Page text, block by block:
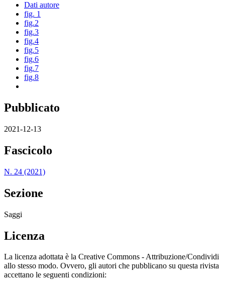
Dati autore
fig. 1
fig.2
fig.3
fig.4
fig.5
fig.6
fig.7
fig.8
Pubblicato
2021-12-13
Fascicolo
N. 24 (2021)
Sezione
Saggi
Licenza
La licenza adottata è la Creative Commons - Attribuzione/Condividi
allo stesso modo. Ovvero, gli autori che pubblicano su questa rivista
accettano le seguenti condizioni: